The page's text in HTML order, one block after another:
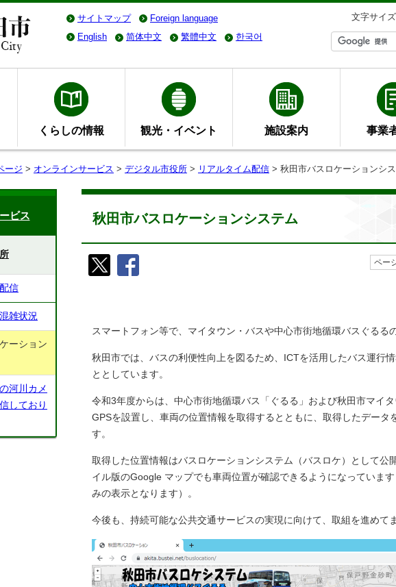
サイトマップ Foreign language
文字サイズ
English
简体中文 繁體中文 한국어
くらしの情報 観光・イベント 施設案内 事業
ージ > オンラインサービス > デジタル市役所 > リアルタイム配信 > 秋田市バスロケーションシ
秋田市バスロケーションシステム
ペー
スマートフォン等で、マイタウン・バスや中心市街地循環バスぐるる
秋田市では、バスの利便性向上を図るため、ICTを活用したバス運行
ととしています。
令和3年度からは、中心市街地循環バス「ぐるる」および秋田市マイ
GPSを設置し、車両の位置情報を取得するとともに、取得したデータ
す。
取得した位置情報はバスロケーションシステム（バスロケ）として公
イル版のGoogle マップでも車両位置が確認できるようになっていま
みの表示となります）。
今後も、持続可能な公共交通サービスの実現に向けて、取組を進めて
ビス
信
雑状況
ーション
河川カメ
しており